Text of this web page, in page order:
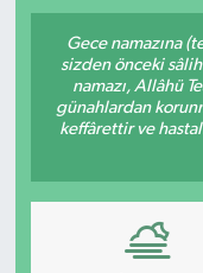
Gece namazına
sizden önceki
namazı, Allâhü
günahlardan
keffârettir ve